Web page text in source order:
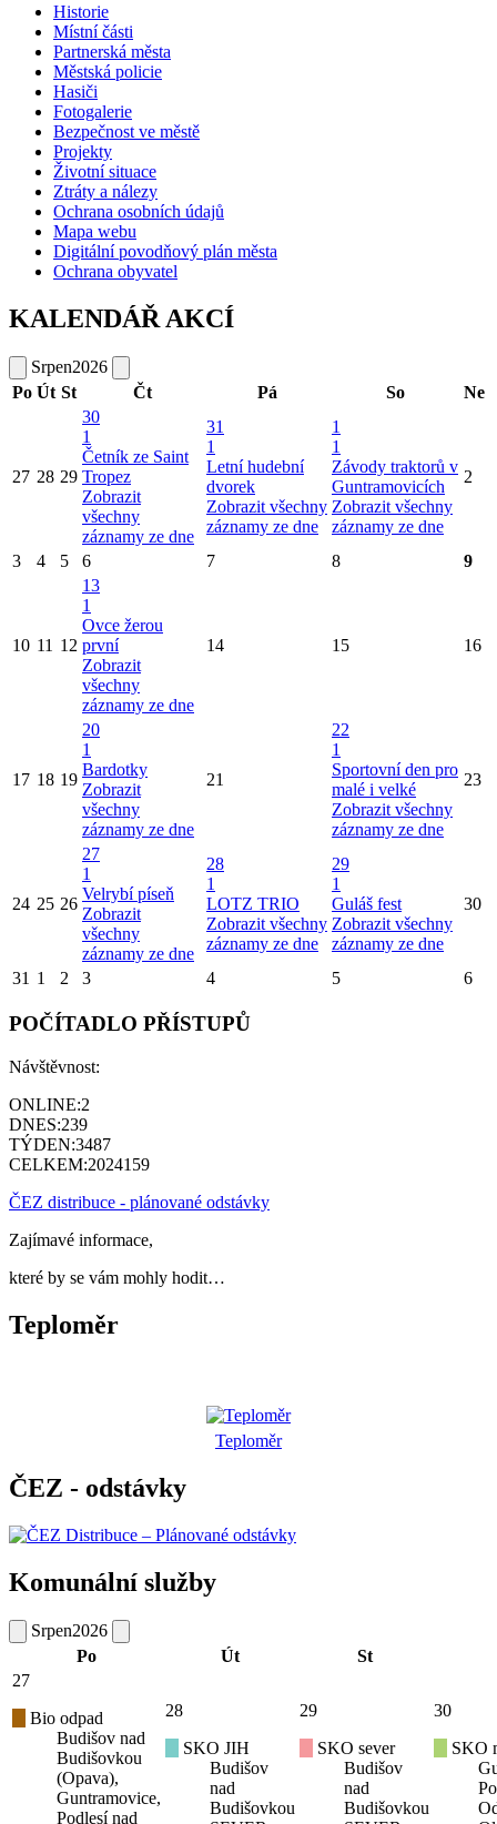
Historie
Místní části
Partnerská města
Městská policie
Hasiči
Fotogalerie
Bezpečnost ve městě
Projekty
Životní situace
Ztráty a nálezy
Ochrana osobních údajů
Mapa webu
Digitální povodňový plán města
Ochrana obyvatel
KALENDÁŘ AKCÍ
Srpen2026
Po Út St Čt Pá So Ne
27 28 29
30
1
Četník ze Saint
Tropez
Zobrazit
všechny
záznamy ze dne
31
1
Letní hudební
dvorek
Zobrazit všechny
záznamy ze dne
1
1
Závody traktorů v
Guntramovicích
Zobrazit všechny
záznamy ze dne
2
3 4 5 6 7 8 9
10 11 12
13
1
Ovce žerou
první
Zobrazit
všechny
záznamy ze dne
14 15 16
17 18 19
20
1
Bardotky
Zobrazit
všechny
záznamy ze dne
21
22
1
Sportovní den pro
malé i velké
Zobrazit všechny
záznamy ze dne
23
24 25 26
27
1
Velrybí píseň
Zobrazit
všechny
záznamy ze dne
28
1
LOTZ TRIO
Zobrazit všechny
záznamy ze dne
29
1
Guláš fest
Zobrazit všechny
záznamy ze dne
30
31 1 2 3 4 5 6
POČÍTADLO PŘÍSTUPŮ
Návštěvnost:
ONLINE:2
DNES:239
TÝDEN:3487
CELKEM:2024159
ČEZ distribuce - plánované odstávky
Zajímavé informace,
které by se vám mohly hodit…
Teploměr
Teploměr
ČEZ - odstávky
Komunální služby
Srpen2026
Po
Út
St
27
Bio odpad
Budišov nad
Budišovkou
(Opava),
Guntramovice,
Podlesí nad
28
SKO JIH
Budišov
nad
Budišovkou
29
SKO sever
Budišov
nad
Budišovkou
30
SKO